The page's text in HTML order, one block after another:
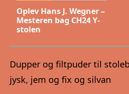
Oplev Hans J. Wegner –
Mesteren bag CH24 Y-
stolen
Dupper og filtpuder til
jysk, jem og fix og silvan